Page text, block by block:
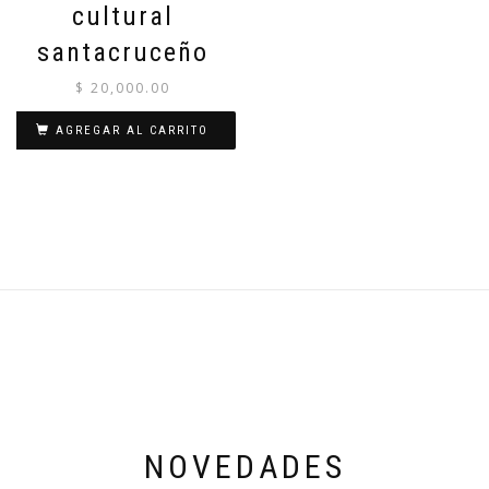
cultural
santacruceño
$ 20,000.00
AGREGAR AL CARRITO
NOVEDADES